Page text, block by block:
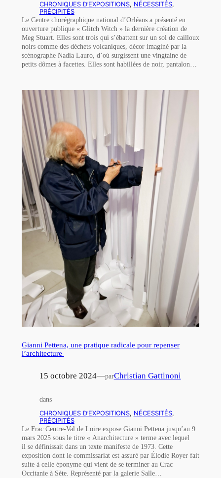
CHRONIQUES D’EXPOSITIONS, NÉCESSITÉS
PRÉCIPITÉS
Le Centre chorégraphique national d’Orléans a présenté en
ouverture publique « Glitch Witch » la dernière création de
Meg Stuart. Elles sont trois qui s’ébattent sur un sol de cailloux
noirs comme des déchets volcaniques, décor imaginé par la
scénographe Nadia Lauro, d’où surgissent une vingtaine de
petits dômes à facettes. Elles sont habillées de noir, pantalon…
Gianni Pettena, une pratique radicale pour repenser
l’architecture
15 octobre 2024—parChristian Gattinoni
dans
CHRONIQUES D’EXPOSITIONS, NÉCESSITÉS
PRÉCIPITÉS
Le Frac Centre-Val de Loire expose Gianni Pettena jusqu’au 9
mars 2025 sous le titre « Anarchitecture » terme avec lequel
il se définissait dans un texte manifeste de 1973. Cette
exposition dont le commissariat est assuré par Élodie Royer fait
suite à celle éponyme qui vient de se terminer au Crac
Occitanie à Sète. Représenté par la galerie Salle…